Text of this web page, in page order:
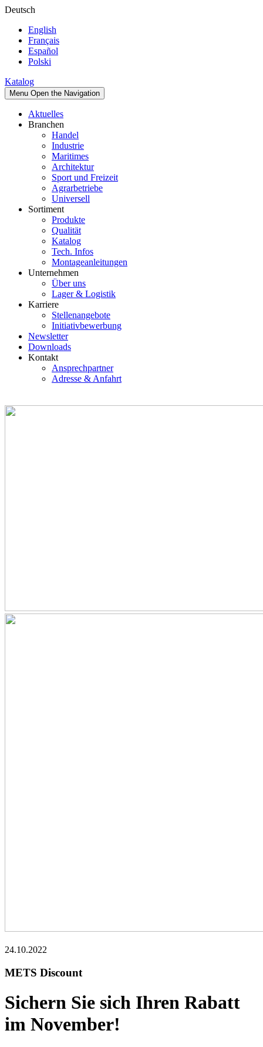
Deutsch
English
Français
Español
Polski
Katalog
Menu Open the Navigation
Aktuelles
Branchen
Handel
Industrie
Maritimes
Architektur
Sport und Freizeit
Agrarbetriebe
Universell
Sortiment
Produkte
Qualität
Katalog
Tech. Infos
Montageanleitungen
Unternehmen
Über uns
Lager & Logistik
Karriere
Stellenangebote
Initiativbewerbung
Newsletter
Downloads
Kontakt
Ansprechpartner
Adresse & Anfahrt
24.10.2022
METS Discount
Sichern Sie sich Ihren Rabatt
im November!